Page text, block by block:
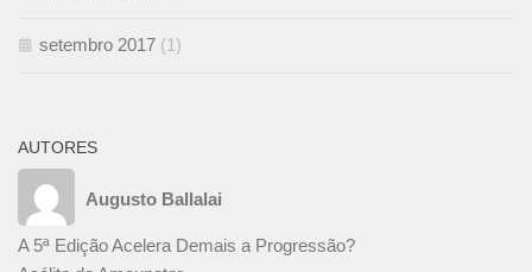
setembro 2017 (1)
AUTORES
Augusto Ballalai
A 5ª Edição Acelera Demais a Progressão?